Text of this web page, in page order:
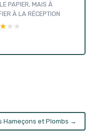
PAPIER, MAIS À
À LA RÉCEPTION
Hameçons et Plombs →